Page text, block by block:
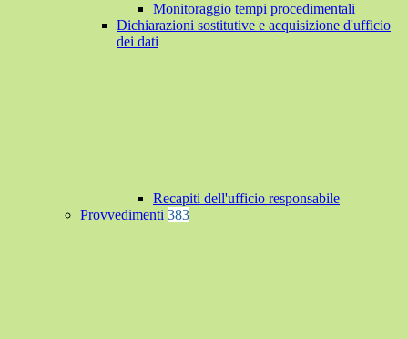
Monitoraggio tempi procedimentali
Dichiarazioni sostitutive e acquisizione d'ufficio
dei dati
Recapiti dell'ufficio responsabile
Provvedimenti 383